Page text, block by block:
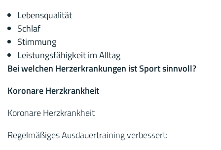
Lebensqualität
Schlaf
Stimmung
Leistungsfähigkeit im Alltag
Bei welchen Herzerkrankungen ist Sport sinnvoll?
Koronare Herzkrankheit
Koronare Herzkrankheit
Regelmäßiges Ausdauertraining verbessert: